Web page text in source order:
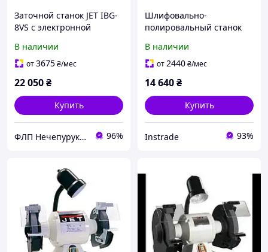
Заточной станок JET IBG-
8VS с электронной
асинхронным двигателем
В наличии
от3675₴/мес
22 050₴
Купить
ФЛП Нечепурук Александра Витальевна 96%
Шлифовально-
полировальный станок
В наличии
от2440₴/мес
14 640₴
Купить
Instrade 93%